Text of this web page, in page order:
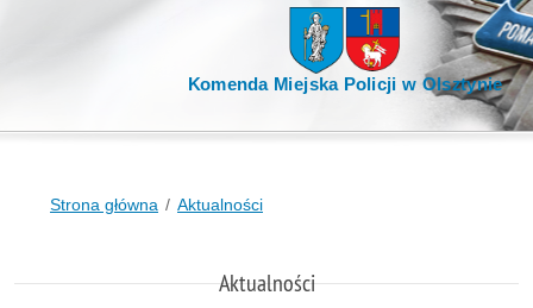
Komenda Miejska Policji w Olsztynie
Strona główna Aktualności
Aktualności